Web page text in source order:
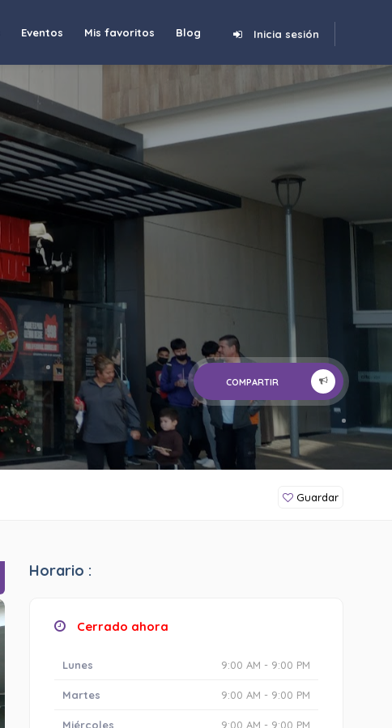
Inicia sesión
Eventos Mis favoritos Blog
COMPARTIR
Guardar
Horario :
Cerrado ahora
Lunes 9:00 AM - 9:00 PM
Martes 9:00 AM - 9:00 PM
Miércoles 9:00 AM - 9:00 PM